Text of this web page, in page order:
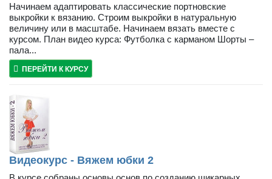
Начинаем адаптировать классические портновские
выкройки к вязанию. Строим выкройки в натуральную
величину или в масштабе. Начинаем вязать вместе с
курсом. План видео курса: Футболка с карманом Шорты –
пала...
ПЕРЕЙТИ К КУРСУ
Видеокурс - Вяжем юбки 2